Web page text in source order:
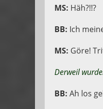
MS: Häh?!!?
BB: Ich
MS: Göre!
Derweil
BB: Ah los